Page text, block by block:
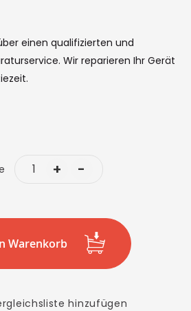
einen qualifizierten und
Wir reparieren Ihr Gerät
-
+
Warenkorb
hinzufügen